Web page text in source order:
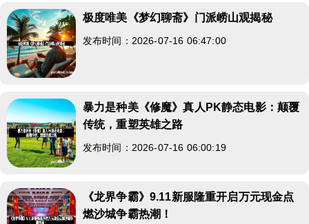
极度唯美《梦幻聊斋》门派崂山观揭秘
发布时间：2026-07-16 06:47:00
暴力是种美《修魔》真人PK静态电影：颠覆
传统，重塑英雄之路
发布时间：2026-07-16 06:00:19
《龙界争霸》9.11新服隆重开启万元现金点
燃沙城争霸热潮！